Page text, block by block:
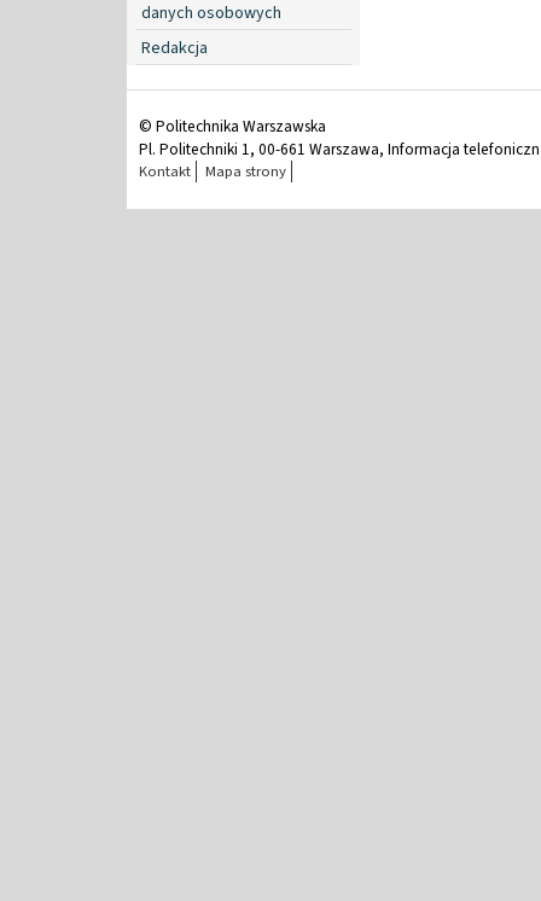
danych osobowych
Redakcja
© Politechnika Warszawska
Pl. Politechniki 1, 00-661 Warszawa, Informacja
Kontakt Mapa strony